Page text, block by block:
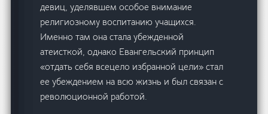
девиц, уделявшем особое внимание
религиозному воспитанию учащихся.
Именно там она стала убежденной
атеисткой, однако Евангельский принцип
«отдать себя всецело избранной цели» стал
ее убеждением на всю жизнь и был связан с
революционной работой.